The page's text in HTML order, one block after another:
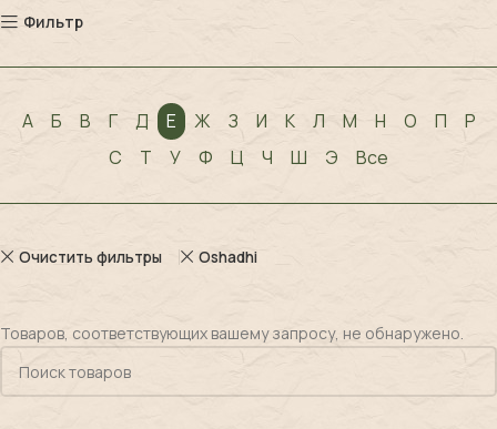
Фильтр
А Б В Г Д Е Ж З И К Л М Н О П
Р
С
Т У Ф Ц Ч Ш Э Все
Очистить фильтры Oshadhi
Товаров, соответствующих вашему запросу, не обнаружено.